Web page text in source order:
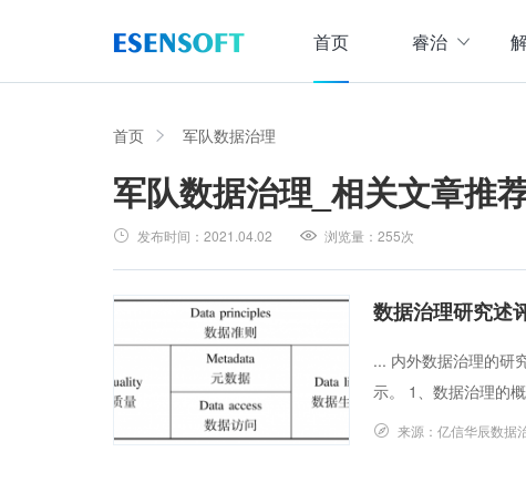
首页 睿治
数据采集
数据集成管理
数据建模与ETF设计，实现数据集中
数据交换管理
数据整合交换，让数据畅通流转
数据存储
大数据治理方案
大数据资产管理方案
集数据集成、数据治理、资产规划开发、资产运营等场
主数据管理方案
主数据全生命周期管理，保障主数据一致性、权威性
数据标准化及质量管控方案
首页 军队数据治理
军队数据治理 _相关文章推
发布时间： 2021.04.02 浏览量： 255次
数据治理研究述
... 内外数据治理的研
示。 1、数据治理的
来源： 亿信华辰数据